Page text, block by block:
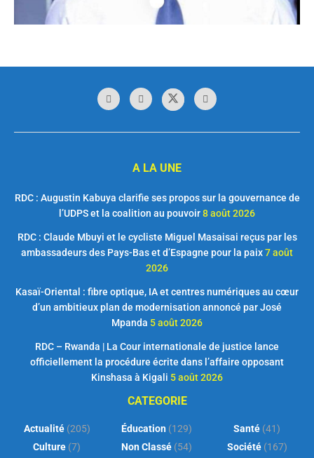
A LA UNE
RDC : Augustin Kabuya clarifie ses propos sur la gouvernance de
l’UDPS et la coalition au pouvoir8 août 2026
RDC : Claude Mbuyi et le cycliste Miguel Masaisai reçus par les
ambassadeurs des Pays-Bas et d’Espagne pour la paix7 août
2026
Kasaï-Oriental : fibre optique, IA et centres numériques au cœur
d’un ambitieux plan de modernisation annoncé par José
Mpanda 5 août 2026
RDC – Rwanda | La Cour internationale de justice lance
officiellement la procédure écrite dans l’affaire opposant
Kinshasa à Kigali 5 août 2026
CATEGORIE
Actualité(205)
Culture (7)
Éducation (129)
Non Classé (54)
Santé (41)
Société(167)